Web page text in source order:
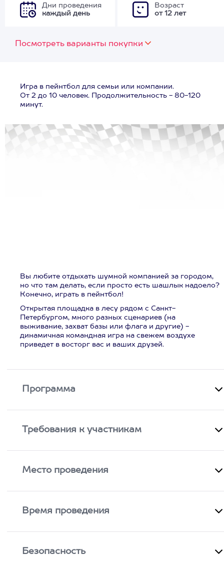
Дни проведения
каждый день
Возраст
от 12 лет
Посмотреть варианты покупки
Игра в пейнтбол для семьи или компании.
От 2 до 10 человек. Продолжительность - 80-120
минут.
Вы любите отдыхать шумной компанией за городом,
но что там делать, если просто есть шашлык надоело?
Конечно, играть в пейнтбол!
Открытая площадка в лесу рядом с Санкт-
Петербургом, много разных сценариев (на
выживание, захват базы или флага и другие) -
динамичная командная игра на свежем воздухе
приведет в восторг вас и ваших друзей.
Программа
Требования к участникам
Место проведения
Время проведения
Безопасность